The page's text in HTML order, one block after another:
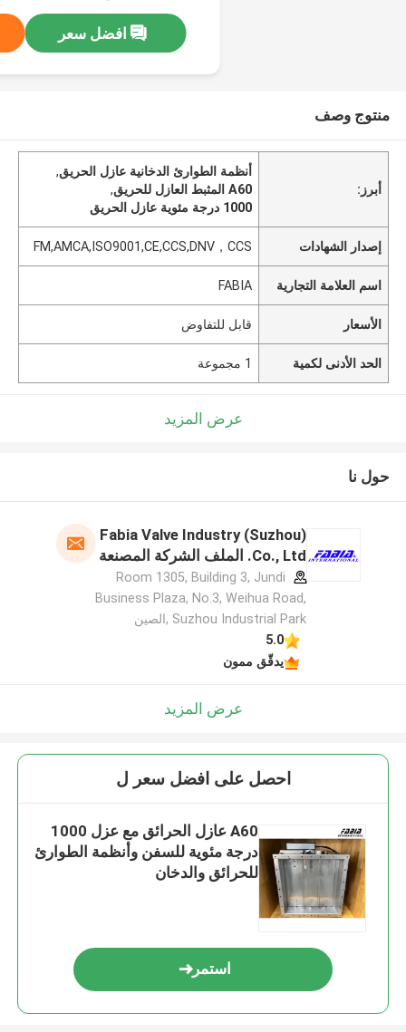
افضل سعر
منتوج وصف
أبرز:
أنظمة الطوارئ الدخانية عازل الحريق,
A60 المثبط العازل للحريق
,
1000 درجة مئوية عازل الحريق
إصدار الشهادات FM,AMCA,ISO9001,CE,CCS,DNV，CCS
اسم العلامة التجارية FABIA
الأسعار قابل للتفاوض
الحد الأدنى لكمية 1 مجموعة
عرض المزيد
حول نا
Fabia Valve Industry (Suzhou)
Co., Ltd. الملف الشركة المصنعة
Room 1305, Building 3, Jundi
Business Plaza, No.3, Weihua Road,
Suzhou Industrial Park ,الصين
5.0
يدقّق ممون
عرض المزيد
احصل على افضل سعر ل
A60 عازل الحرائق مع عزل 1000
درجة مئوية للسفن وأنظمة الطوارئ
للحرائق والدخان
استمر